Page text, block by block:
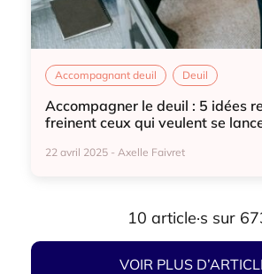
Accompagnant deuil Deuil
Accompagner le deuil : 5 idées
freinent ceux qui veulent se
22 avril 2025 - Axelle Faivret
10 article·s sur
VOIR PLUS